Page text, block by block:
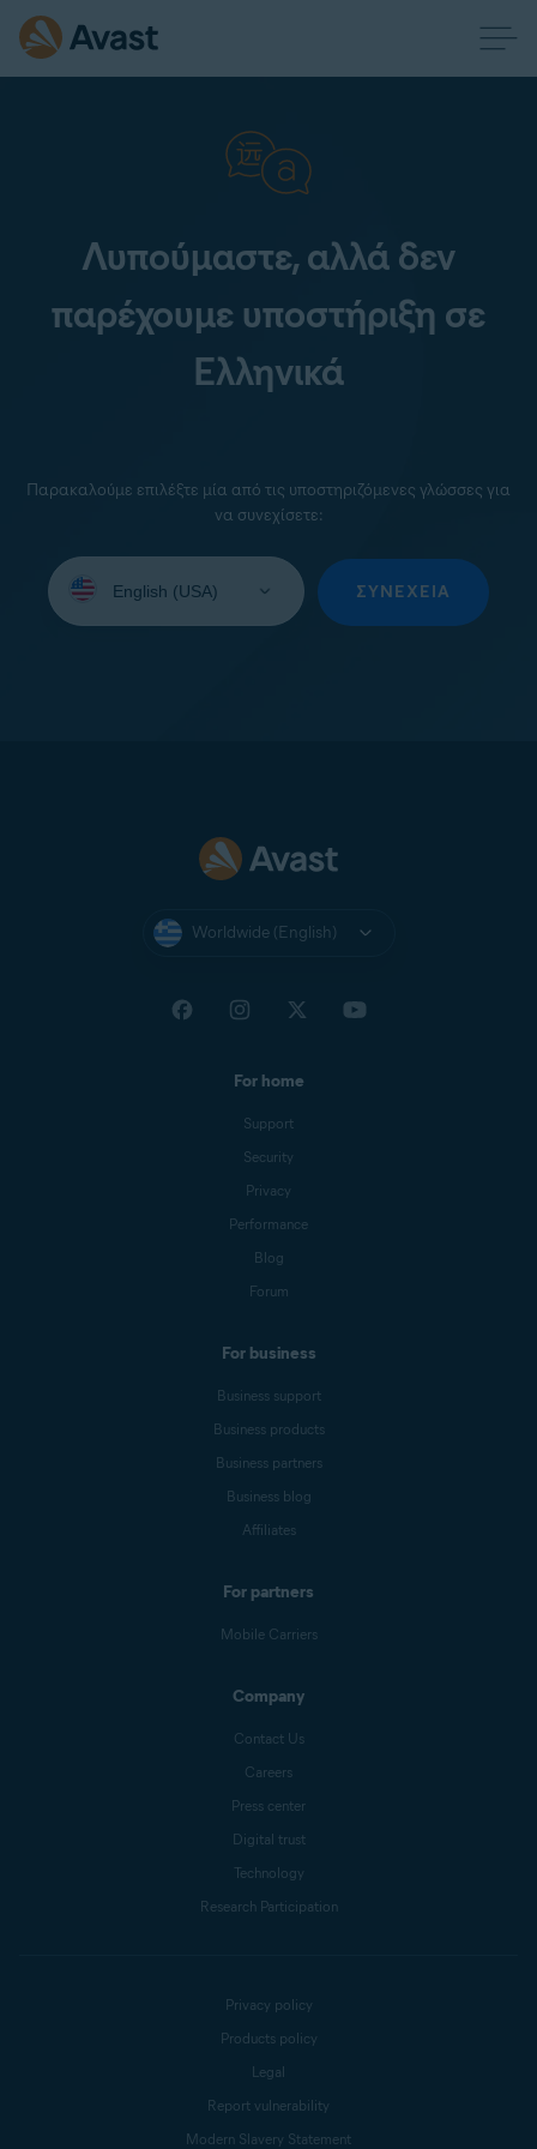
Λυπούμαστε, αλλά δεν
παρέχουμε υποστήριξη σε
Ελληνικά
Παρακαλούμε επιλέξτε μία από τις υποστηριζόμενες γλώσσες για
να συνεχίσετε:
your
ΣΥΝΈΧΕΙΑ
Worldwide (English)
For home
Support
Security
Privacy
Performance
Blog
Forum
For business
Business support
Business products
Business partners
Business blog
Affiliates
For partners
Mobile Carriers
Company
Contact Us
Careers
Press center
Digital trust
Technology
Research Participation
Privacy policy
Products policy
Legal
Report vulnerability
Modern Slavery Statement